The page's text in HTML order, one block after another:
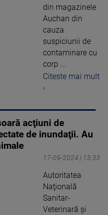
din magazinele
Auchan din
cauza
suspiciunii de
contaminare cu
corp ...
Citeste mai mult
›
acţiuni de
de inundaţii. Au
17-09-2024 | 13:33
Autoritatea
Naţională
Sanitar-
Veterinară şi